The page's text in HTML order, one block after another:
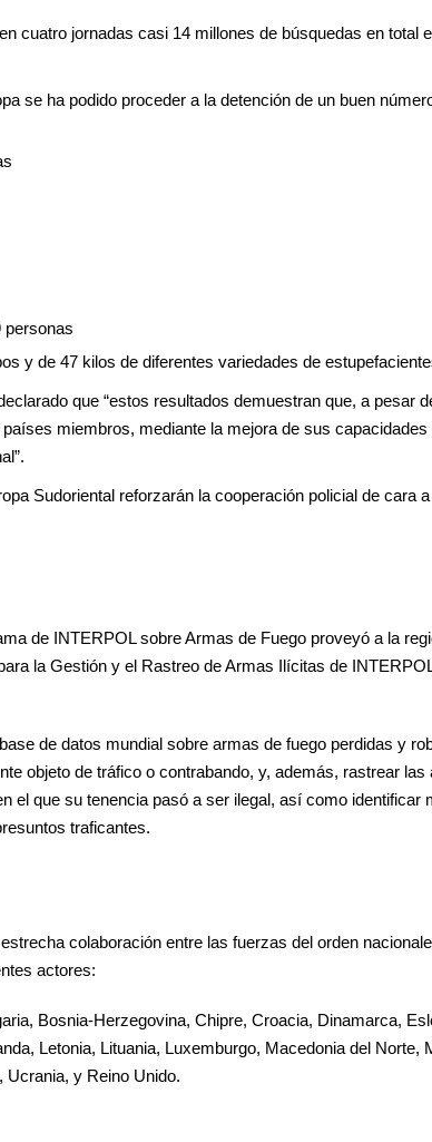
cuatro jornadas casi 14 millones de búsquedas en total
se ha podido proceder a la detención de un buen
personas
y de 47 kilos de diferentes variedades de
que “estos resultados demuestran que, a pesar
miembros, mediante la mejora de sus
Sudoriental reforzarán la cooperación policial de cara
de INTERPOL sobre Armas de Fuego proveyó a la
la Gestión y el Rastreo de Armas Ilícitas de
de datos mundial sobre armas de fuego perdidas y
objeto de tráfico o contrabando, y, además, rastrear las
el que su tenencia pasó a ser ilegal, así como identificar
traficantes.
colaboración entre las fuerzas del orden
actores:
Bosnia-Herzegovina, Chipre, Croacia, Dinamarca,
Letonia, Lituania, Luxemburgo, Macedonia del Norte,
Ucrania, y Reino Unido.